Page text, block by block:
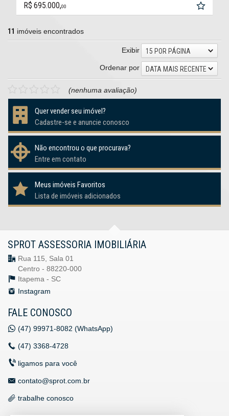
R$ 695.000,00
11 imóveis encontrados
Exibir
15 POR PÁGINA
Ordenar por
DATA MAIS RECENTE
(nenhuma avaliação)
Quer vender seu imóvel?
Cadastre-se e anuncie conosco
Não encontrou o que procurava?
Entre em contato
Meus imóveis Favoritos
Lista de imóveis adicionados
SPROT ASSESSORIA IMOBILIÁRIA
Rua 115, Sala 01
Centro - 88220-000
Itapema - SC
Instagram
FALE CONOSCO
(47) 99971-8082 (WhatsApp)
(47) 3368-4728
ligamos para você
contato@sprot.com.br
trabalhe conosco